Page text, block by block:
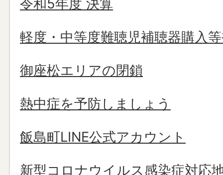
令和5年度 決算
軽度・中等度難聴児補聴器購入
御座松エリアの閉鎖
熱中症を予防しましょう
飯島町LINE公式アカウント
新型コロナウイルス感染症対応